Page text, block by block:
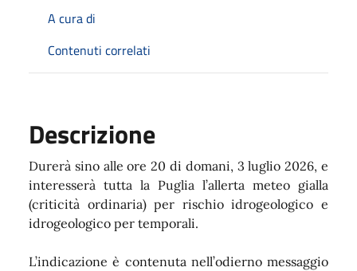
A cura di
Contenuti correlati
Descrizione
Durerà sino alle ore 20 di domani, 3 luglio 2026, e
interesserà tutta la Puglia l’allerta meteo gialla
(criticità ordinaria) per rischio idrogeologico e
idrogeologico per temporali.
L’indicazione è contenuta nell’odierno messaggio